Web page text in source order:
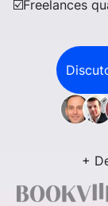
☑️Freelances
+